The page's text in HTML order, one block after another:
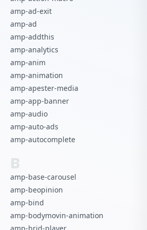
amp-ad-exit
amp-ad
amp-addthis
amp-analytics
amp-anim
amp-animation
amp-apester-media
amp-app-banner
amp-audio
amp-auto-ads
amp-autocomplete
B
amp-base-carousel
amp-beopinion
amp-bind
amp-bodymovin-animation